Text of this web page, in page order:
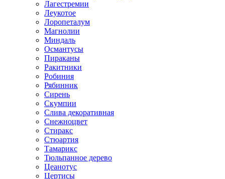
Лагестремии
Леукотое
Лоропеталум
Магнолии
Миндаль
Османтусы
Пираканы
Ракитники
Робиния
Рябинник
Сирень
Скумпии
Слива декоративная
Снежноцвет
Стиракс
Стюартия
Тамарикс
Тюльпанное дерево
Цеанотус
Цертисы